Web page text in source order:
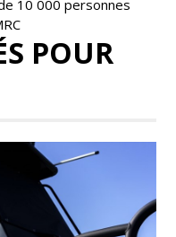
10 000 personnes
POUR